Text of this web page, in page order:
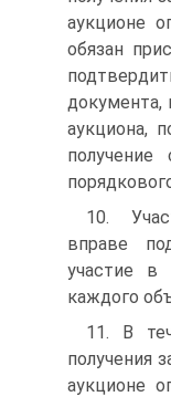
аукционе
обязан
документа,
аукциона,
получение
10.
вправе
участие в
каждого
11. В
получения
аукционе